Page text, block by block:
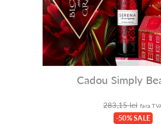
Cadou Simply
283,15 lei fara
-50% SALE